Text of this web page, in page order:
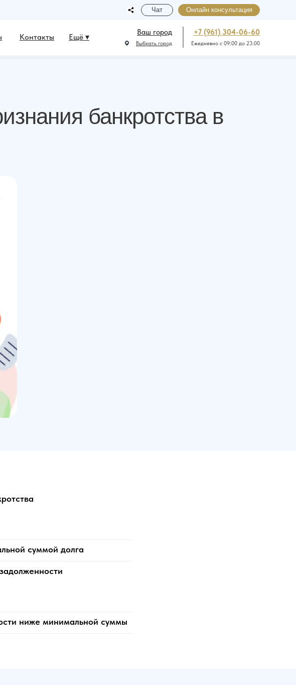
+7 (961) 304-06-60
Ежедневно с 09:00 до 23:00
Онлайн консультация
Чат
Ваш город
Контакты Ещё ▾
Выбрать город
банкротства в
суммой долга
ниже минимальной суммы